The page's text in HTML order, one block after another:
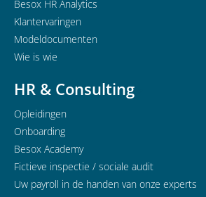
Besox HR Analytics
Klantervaringen
Modeldocumenten
Wie is wie
HR & Consulting
Opleidingen
Onboarding
Besox Academy
Fictieve inspectie / sociale audit
Uw payroll in de handen van onze experts